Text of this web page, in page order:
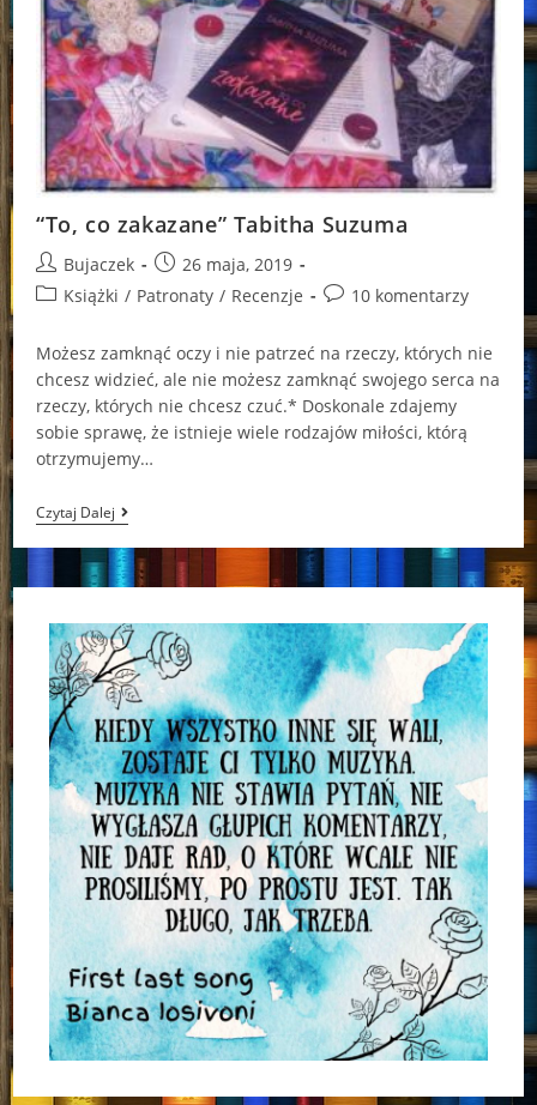
“To, co zakazane” Tabitha Suzuma
Post
author:
Bujaczek
Post
published:
26 maja, 2019
PostKsiążki / Patronaty / Recenzje
Post10 komentarzy
Możesz zamknąć oczy i nie patrzeć na rzeczy, których nie
chcesz widzieć, ale nie możesz zamknąć swojego serca na
rzeczy, których nie chcesz czuć.* Doskonale zdajemy
sobie sprawę, że istnieje wiele rodzajów miłości, którą
otrzymujemy…
Czytaj Dalej“To,
Co
Zakazane”
Tabitha
Suzuma